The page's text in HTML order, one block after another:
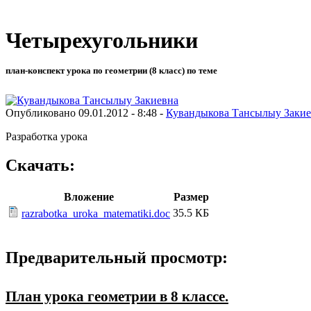
Четырехугольники
план-конспект урока по геометрии (8 класс) по теме
Опубликовано 09.01.2012 - 8:48 - Кувандыкова Тансылыу
Разработка урока
Скачать:
Вложение
Размер
razrabotka_uroka_matematiki.doc 35.5 КБ
Предварительный просмотр:
План урока геометрии в 8 классе.